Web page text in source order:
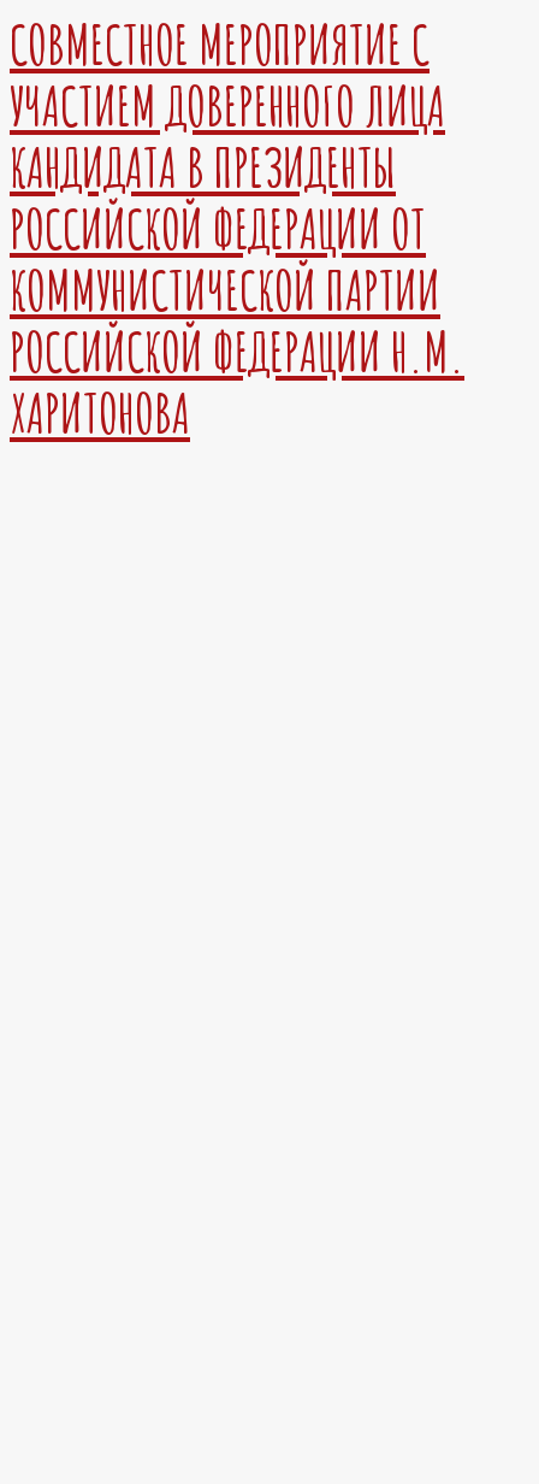
СОВМЕСТНОЕ МЕРОПРИЯТИЕ С
УЧАСТИЕМ ДОВЕРЕННОГО ЛИЦА
КАНДИДАТА В ПРЕЗИДЕНТЫ
РОССИЙСКОЙ ФЕДЕРАЦИИ ОТ
КОММУНИСТИЧЕСКОЙ ПАРТИИ
РОССИЙСКОЙ ФЕДЕРАЦИИ Н.М.
ХАРИТОНОВА